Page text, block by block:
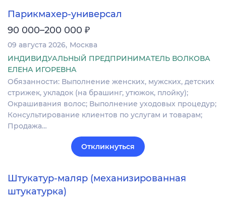
Парикмахер-универсал
90 000–200 000 ₽
09 августа 2026 Москва
ИНДИВИДУАЛЬНЫЙ ПРЕДПРИНИМАТЕЛЬ ВОЛКОВА
ЕЛЕНА ИГОРЕВНА
Обязанности: Выполнение женских, мужских, детских
стрижек, укладок (на брашинг, утюжок, плойку);
Окрашивания волос; Выполнение уходовых процедур;
Консультирование клиентов по услугам и товарам;
Продажа…
Откликнуться
Штукатур-маляр (механизированная
штукатурка)